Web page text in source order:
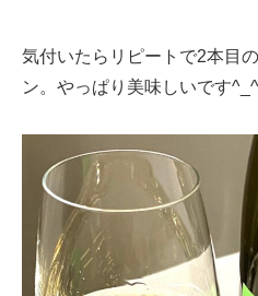
気付いたらリピートで2本目
ン。やっぱり美味しいです^_^